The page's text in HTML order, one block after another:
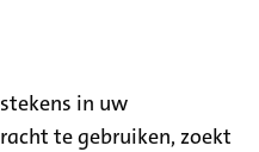
in uw
te gebruiken, zoekt